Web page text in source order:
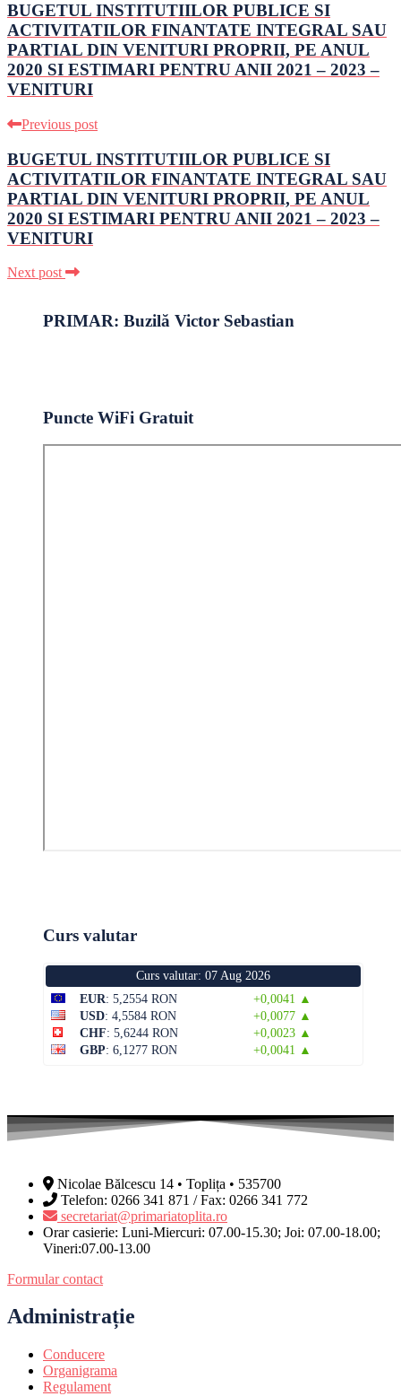
BUGETUL INSTITUTIILOR PUBLICE SI
ACTIVITATILOR FINANTATE INTEGRAL SAU
PARTIAL DIN VENITURI PROPRII, PE ANUL
2020 SI ESTIMARI PENTRU ANII 2021 – 2023 –
VENITURI
Previous post
BUGETUL INSTITUTIILOR PUBLICE SI
ACTIVITATILOR FINANTATE INTEGRAL SAU
PARTIAL DIN VENITURI PROPRII, PE ANUL
2020 SI ESTIMARI PENTRU ANII 2021 – 2023 –
VENITURI
Next post
PRIMAR: Buzilă Victor Sebastian
Puncte WiFi Gratuit
Curs valutar
Curs valutar: 07 Aug 2026
EUR: 5,2554 RON
+0,0041 ▲
USD: 4,5584 RON
+0,0077 ▲
CHF: 5,6244 RON
+0,0023 ▲
GBP: 6,1277 RON +0,0041 ▲
Nicolae Bălcescu 14 • Toplița • 535700
Telefon: 0266 341 871 / Fax: 0266 341 772
secretariat@primariatoplita.ro
Orar casierie: Luni-Miercuri: 07.00-15.30; Joi: 07.00-18.00;
Vineri:07.00-13.00
Formular contact
Administrație
Conducere
Organigrama
Regulament